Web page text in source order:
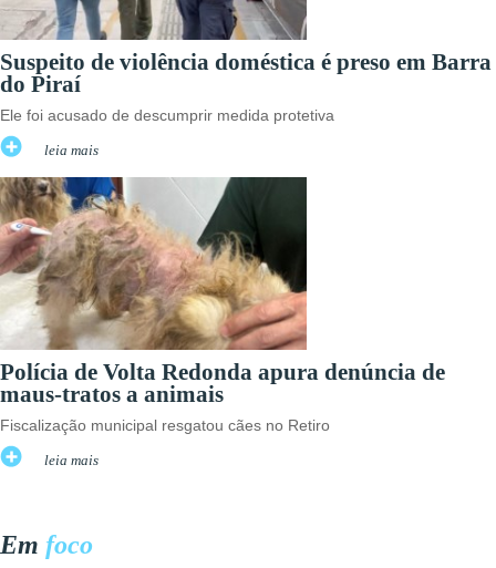
Suspeito de violência doméstica é preso em Barra
do Piraí
Ele foi acusado de descumprir medida protetiva
leia mais
Polícia de Volta Redonda apura denúncia de
maus-tratos a animais
Fiscalização municipal resgatou cães no Retiro
leia mais
Em foco